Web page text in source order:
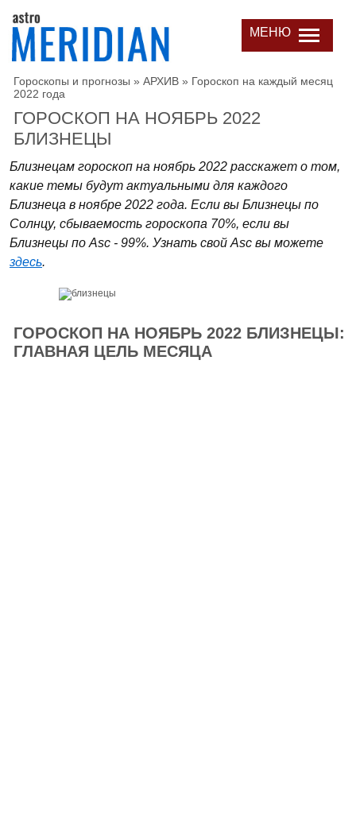
МЕНЮ
Гороскопы и прогнозы » АРХИВ » Гороскоп на каждый месяц
2022 года
ГОРОСКОП НА НОЯБРЬ 2022
БЛИЗНЕЦЫ
Близнецам гороскоп на ноябрь 2022 расскажет о том,
какие темы будут актуальными для каждого
Близнеца в ноябре 2022 года. Если вы Близнецы по
Солнцу, сбываемость гороскопа 70%, если вы
Близнецы по Asc - 99%. Узнать свой Asc вы можете
здесь.
ГОРОСКОП НА НОЯБРЬ 2022 БЛИЗНЕЦЫ:
ГЛАВНАЯ ЦЕЛЬ МЕСЯЦА